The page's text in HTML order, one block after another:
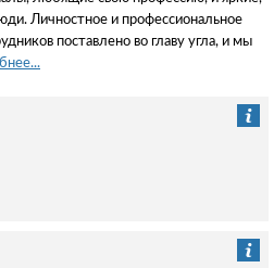
Личностное и профессиональное
поставлено во главу угла, и мы